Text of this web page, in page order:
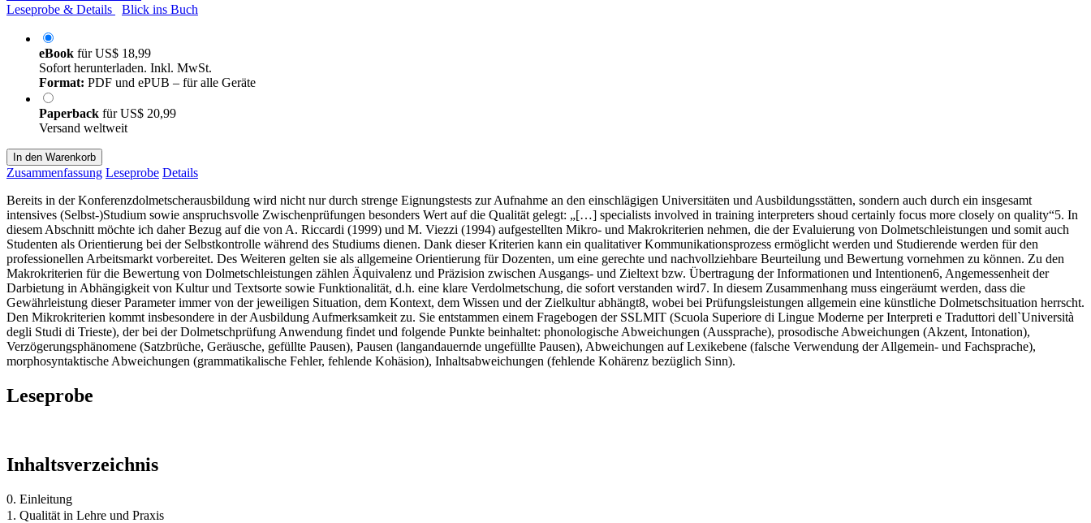
Leseprobe & Details
Blick ins Buch
eBook fürUS$ 18,99
Sofort herunterladen. Inkl. MwSt.
Format: PDF und ePUB – für alle Geräte
Paperback fürUS$ 20,99
Versand weltweit
In den Warenkorb
Zusammenfassung Leseprobe Details
Bereits in der Konferenzdolmetscherausbildung wird nicht nur durch strenge Eignungstests zur Aufnahme an den einschlägigen Universitäten und Ausbildungsstätten, sondern auch durch ein insgesamt
intensives (Selbst-)Studium sowie anspruchsvolle Zwischenprüfungen besonders Wert auf die Qualität gelegt: „[…] specialists involved in training interpreters shoud certainly focus more closely on quality“5. In
diesem Abschnitt möchte ich daher Bezug auf die von A. Riccardi (1999) und M. Viezzi (1994) aufgestellten Mikro- und Makrokriterien nehmen, die der Evaluierung von Dolmetschleistungen und somit auch
Studenten als Orientierung bei der Selbstkontrolle während des Studiums dienen. Dank dieser Kriterien kann ein qualitativer Kommunikationsprozess ermöglicht werden und Studierende werden für den
professionellen Arbeitsmarkt vorbereitet. Des Weiteren gelten sie als allgemeine Orientierung für Dozenten, um eine gerechte und nachvollziehbare Beurteilung und Bewertung vornehmen zu können. Zu den
Makrokriterien für die Bewertung von Dolmetschleistungen zählen Äquivalenz und Präzision zwischen Ausgangs- und Zieltext bzw. Übertragung der Informationen und Intentionen6, Angemessenheit der
Darbietung in Abhängigkeit von Kultur und Textsorte sowie Funktionalität, d.h. eine klare Verdolmetschung, die sofort verstanden wird7. In diesem Zusammenhang muss eingeräumt werden, dass die
Gewährleistung dieser Parameter immer von der jeweiligen Situation, dem Kontext, dem Wissen und der Zielkultur abhängt8, wobei bei Prüfungsleistungen allgemein eine künstliche Dolmetschsituation herrscht.
Den Mikrokriterien kommt insbesondere in der Ausbildung Aufmerksamkeit zu. Sie entstammen einem Fragebogen der SSLMIT (Scuola Superiore di Lingue Moderne per Interpreti e Traduttori dell`Università
degli Studi di Trieste), der bei der Dolmetschprüfung Anwendung findet und folgende Punkte beinhaltet: phonologische Abweichungen (Aussprache), prosodische Abweichungen (Akzent, Intonation),
Verzögerungsphänomene (Satzbrüche, Geräusche, gefüllte Pausen), Pausen (langandauernde ungefüllte Pausen), Abweichungen auf Lexikebene (falsche Verwendung der Allgemein- und Fachsprache),
morphosyntaktische Abweichungen (grammatikalische Fehler, fehlende Kohäsion), Inhaltsabweichungen (fehlende Kohärenz bezüglich Sinn).
Leseprobe
Inhaltsverzeichnis
0. Einleitung
1. Qualität in Lehre und Praxis